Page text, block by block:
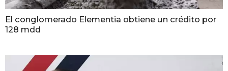
El conglomerado Elementia obtiene un crédito por
128 mdd